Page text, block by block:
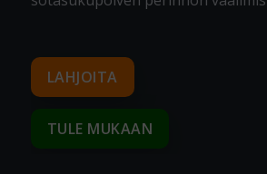
LAHJOITA
TULE MUKAAN